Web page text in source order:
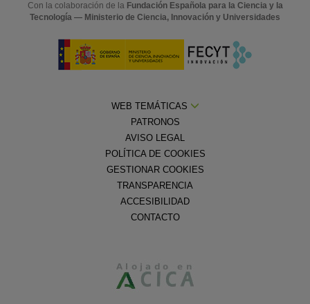
Con la colaboración de la Fundación Española para la Ciencia y la
Tecnología — Ministerio de Ciencia, Innovación y Universidades
WEB TEMÁTICAS
PATRONOS
AVISO LEGAL
POLÍTICA DE COOKIES
GESTIONAR COOKIES
TRANSPARENCIA
ACCESIBILIDAD
CONTACTO